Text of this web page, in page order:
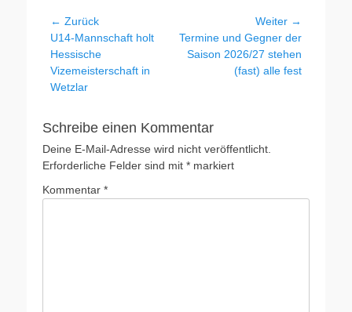
Beitragsnavigation
← Zurück
Vorheriger
Beitrag:
U14-Mannschaft holt
Hessische
Vizemeisterschaft in
Wetzlar
Weiter →
Nächster
Beitrag:
Termine und Gegner der
Saison 2026/27 stehen
(fast) alle fest
Schreibe einen Kommentar
Deine E-Mail-Adresse wird nicht veröffentlicht.
Erforderliche Felder sind mit * markiert
Kommentar *